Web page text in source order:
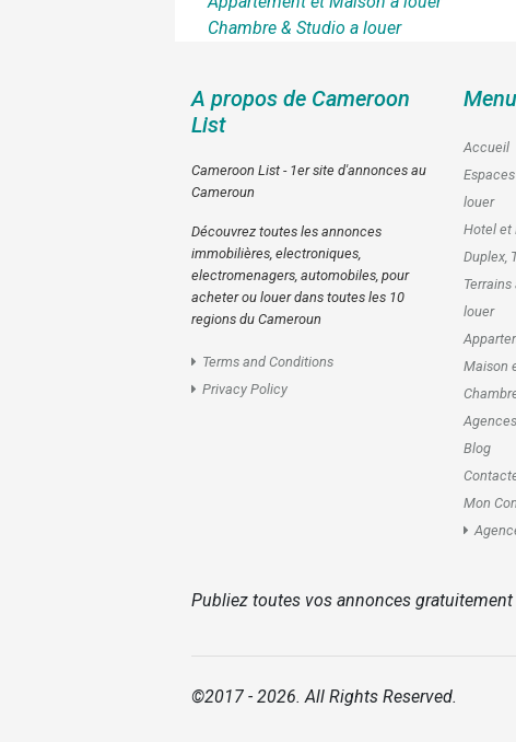
Chambre & Studio a louer
A propos de Cameroon
List
Cameroon List - 1er site d'annonces au
Cameroun
Découvrez toutes les annonces
immobilières, electroniques,
electromenagers, automobiles, pour
acheter ou louer dans toutes les 10
regions du Cameroun
Terms and Conditions
Privacy Policy
Menu
Accueil
louer
Hotel et
Duplex,
louer
Maison
Agences
Blog
Mon
Publiez toutes vos annonces
©2017 - 2026. All Rights Reserved.